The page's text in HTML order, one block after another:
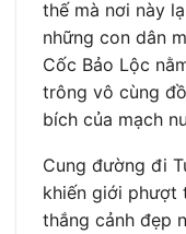
thế mà nơi này
những con dân
Cốc Bảo Lộc
trông vô cùng
bích của mạch
Cung đường đi
khiến giới phượt
thắng cảnh đẹp